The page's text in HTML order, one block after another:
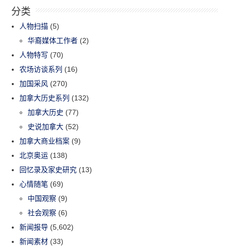
分类
人物扫描 (5)
华裔媒体工作者 (2)
人物特写 (70)
农场访谈系列 (16)
加国采风 (270)
加拿大历史系列 (132)
加拿大历史 (77)
史说加拿大 (52)
加拿大商业档案 (9)
北京奥运 (138)
回忆录及家史研究 (13)
心情随笔 (69)
中国观察 (9)
社会观察 (6)
新闻报导 (5,602)
新闻素材 (33)